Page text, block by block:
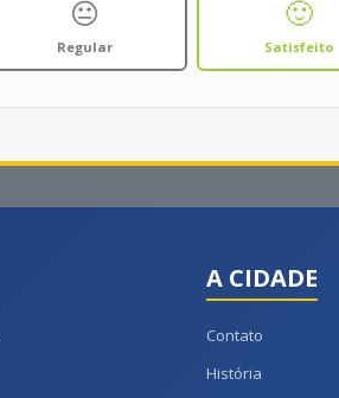
😐
Regular
🙂
Satisfeito
A CIDADE
Contato
História